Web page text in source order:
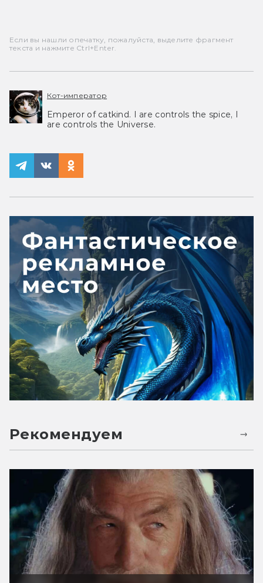
Если вы нашли опечатку, пожалуйста, выделите фрагмент
текста и нажмите Ctrl+Enter.
Кот-император
Emperor of catkind. I are controls the spice, I
are controls the Universe.
Рекомендуем